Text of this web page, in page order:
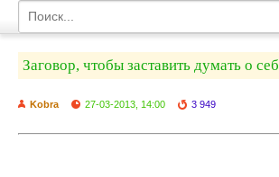
Заговор, чтобы заставить думать о
Kobra 27-03-2013, 14:00 3 949